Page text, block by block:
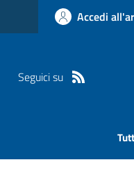
Accedi
Seguici su